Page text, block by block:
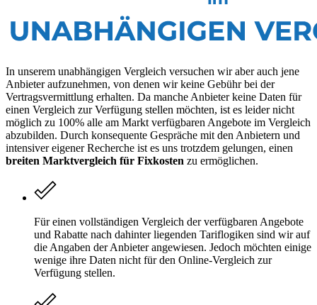
In unserem unabhängigen Vergleich versuchen wir aber auch jene
Anbieter aufzunehmen, von denen wir keine Gebühr bei der
Vertragsvermittlung erhalten. Da manche Anbieter keine Daten für
einen Vergleich zur Verfügung stellen möchten, ist es leider nicht
möglich zu 100% alle am Markt verfügbaren Angebote im Vergleich
abzubilden. Durch konsequente Gespräche mit den Anbietern und
intensiver eigener Recherche ist es uns trotzdem gelungen, einen
breiten Marktvergleich für Fixkosten zu ermöglichen.
Für einen vollständigen Vergleich der verfügbaren Angebote
und Rabatte nach dahinter liegenden Tariflogiken sind wir auf
die Angaben der Anbieter angewiesen. Jedoch möchten einige
wenige ihre Daten nicht für den Online-Vergleich zur
Verfügung stellen.